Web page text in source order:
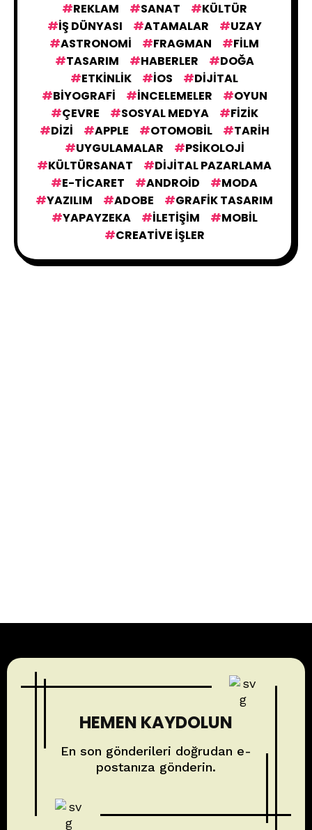
REKLAM
SANAT
KÜLTÜR
IŞ DÜNYASI
ATAMALAR
UZAY
ASTRONOMI
FRAGMAN
FILM
TASARIM
HABERLER
DOĞA
ETKINLIK
IOS
DIJITAL
BIYOGRAFI
İNCELEMELER
OYUN
ÇEVRE
SOSYAL MEDYA
FIZIK
DIZI
APPLE OTOMOBIL
TARIH
UYGULAMALAR
PSIKOLOJI
KÜLTÜRSANAT
DIJITAL PAZARLAMA
E-TICARET
ANDROID
MODA
YAZILIM
ADOBE
GRAFIK TASARIM
YAPAYZEKA
İLETIŞIM
MOBIL
CREATIVE İŞLER
HEMEN KAYDOLUN
En son gönderileri doğrudan e-
postanıza gönderin.